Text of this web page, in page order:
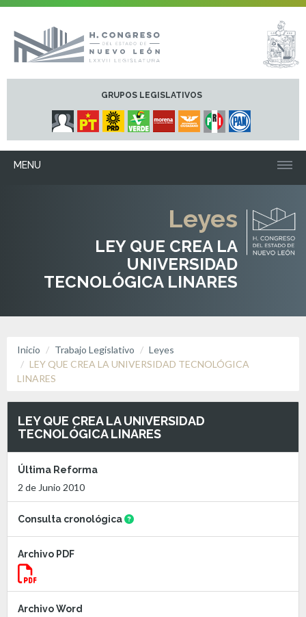
GRUPOS LEGISLATIVOS
MENU
Leyes
LEY QUE CREA LA
UNIVERSIDAD
TECNOLÓGICA LINARES
Inicio Trabajo Legislativo
Leyes
LEY QUE CREA LA UNIVERSIDAD TECNOLÓGICA
LINARES
LEY QUE CREA LA UNIVERSIDAD
TECNOLÓGICA LINARES
Última Reforma
2 de Junio 2010
Consulta cronológica
Archivo PDF
Archivo Word